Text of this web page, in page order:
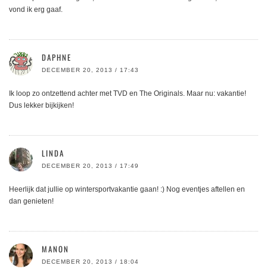
vond ik erg gaaf.
DAPHNE
DECEMBER 20, 2013 / 17:43
Ik loop zo ontzettend achter met TVD en The Originals. Maar nu: vakantie!
Dus lekker bijkijken!
LINDA
DECEMBER 20, 2013 / 17:49
Heerlijk dat jullie op wintersportvakantie gaan! :) Nog eventjes aftellen en
dan genieten!
MANON
DECEMBER 20, 2013 / 18:04